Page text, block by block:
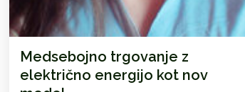
Medsebojno trgovanje z
električno energijo kot nov